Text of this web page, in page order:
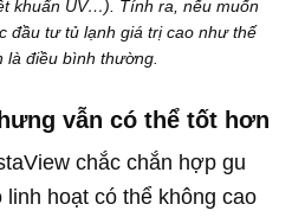
khuẩn UV…). Tính ra, nếu muốn
đầu tư tủ lạnh giá trị cao như thế
là điều bình thường.
vẫn có thể tốt hơn
chắc chắn hợp gu
hoạt có thể không cao